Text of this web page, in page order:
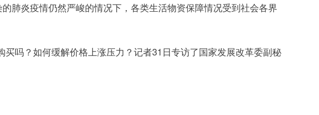
炎疫情仍然严峻的情况下，各类生活物资保障情况受到社会各界
吗？如何缓解价格上涨压力？记者31日专访了国家发展改革委副秘